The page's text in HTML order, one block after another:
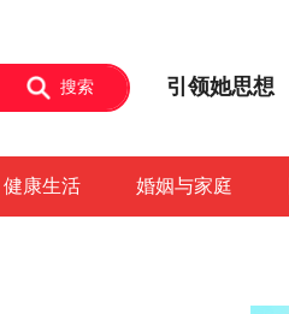
搜索 引领她思想
健康生活 婚姻与家庭